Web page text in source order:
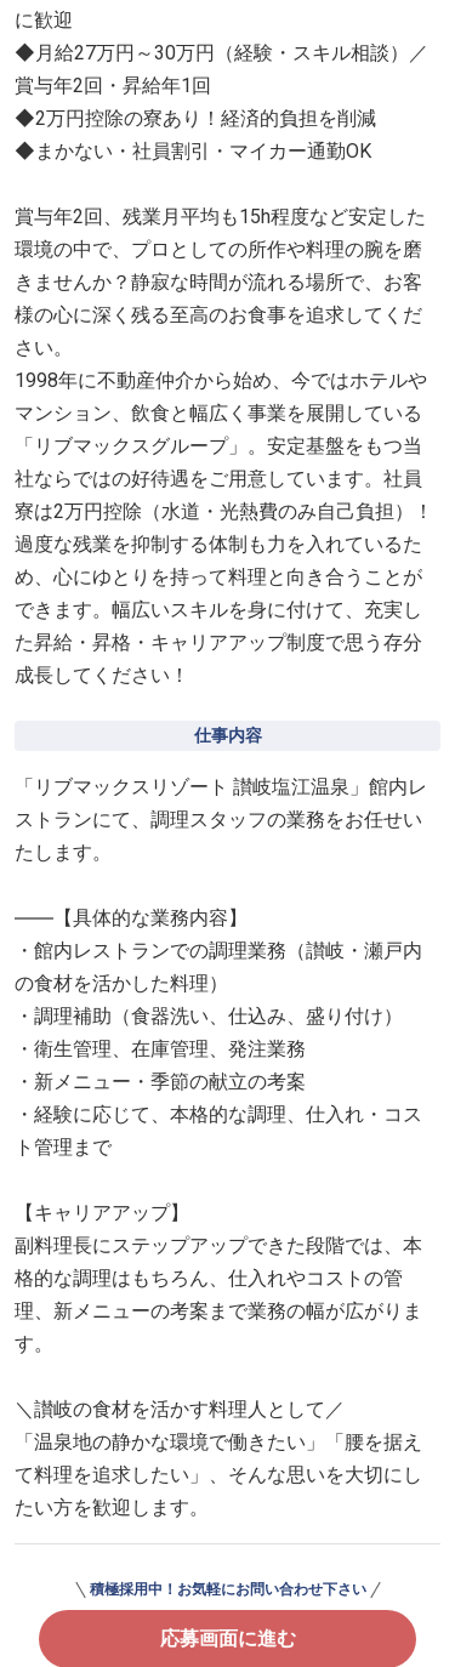
に歓迎
◆月給27万円～30万円（経験・スキル相談）／
賞与年2回・昇給年1回
◆2万円控除の寮あり！経済的負担を削減
◆まかない・社員割引・マイカー通勤OK
賞与年2回、残業月平均も15h程度など安定した
環境の中で、プロとしての所作や料理の腕を磨
きませんか？静寂な時間が流れる場所で、お客
様の心に深く残る至高のお食事を追求してくだ
さい。
1998年に不動産仲介から始め、今ではホテルや
マンション、飲食と幅広く事業を展開している
「リブマックスグループ」。安定基盤をもつ当
社ならではの好待遇をご用意しています。社員
寮は2万円控除（水道・光熱費のみ自己負担）！
過度な残業を抑制する体制も力を入れているた
め、心にゆとりを持って料理と向き合うことが
できます。幅広いスキルを身に付けて、充実し
た昇給・昇格・キャリアアップ制度で思う存分
成長してください！
仕事内容
「リブマックスリゾート 讃岐塩江温泉」館内レ
ストランにて、調理スタッフの業務をお任せい
たします。
――【具体的な業務内容】
・館内レストランでの調理業務（讃岐・瀬戸内
の食材を活かした料理）
・調理補助（食器洗い、仕込み、盛り付け）
・衛生管理、在庫管理、発注業務
・新メニュー・季節の献立の考案
・経験に応じて、本格的な調理、仕入れ・コス
ト管理まで
【キャリアアップ】
副料理長にステップアップできた段階では、本
格的な調理はもちろん、仕入れやコストの管
理、新メニューの考案まで業務の幅が広がりま
す。
＼讃岐の食材を活かす料理人として／
「温泉地の静かな環境で働きたい」「腰を据え
て料理を追求したい」、そんな思いを大切にし
たい方を歓迎します。
積極採用中！お気軽にお問い合わせ下さい
応募画面に進む